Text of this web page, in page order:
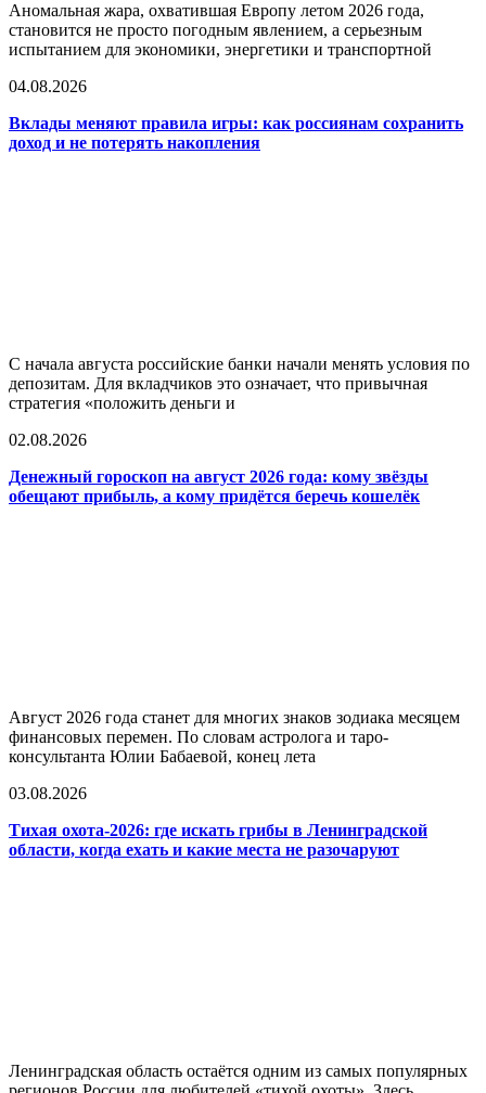
Аномальная жара, охватившая Европу летом 2026 года,
становится не просто погодным явлением, а серьезным
испытанием для экономики, энергетики и транспортной
04.08.2026
Вклады меняют правила игры: как россиянам сохранить
доход и не потерять накопления
С начала августа российские банки начали менять условия по
депозитам. Для вкладчиков это означает, что привычная
стратегия «положить деньги и
02.08.2026
Денежный гороскоп на август 2026 года: кому звёзды
обещают прибыль, а кому придётся беречь кошелёк
Август 2026 года станет для многих знаков зодиака месяцем
финансовых перемен. По словам астролога и таро-
консультанта Юлии Бабаевой, конец лета
03.08.2026
Тихая охота-2026: где искать грибы в Ленинградской
области, когда ехать и какие места не разочаруют
Ленинградская область остаётся одним из самых популярных